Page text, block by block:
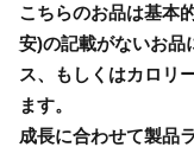
こちらのお品は基本
安)の記載がないお品
ス、もしくはカロリ
ます。
成長に合わせて製品